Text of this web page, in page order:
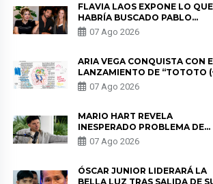
FLAVIA LAOS EXPONE LO QUE
HABRÍA BUSCADO PABLO
HEREDIA CON ALE FULLER:
DE LAS PARTES QUERÍA EL
07 Ago 2026
ARIA VEGA CONQUISTA CON
LANZAMIENTO DE “TOTOTO
07 Ago 2026
MARIO HART REVELA
INESPERADO PROBLEMA DE
SALUD ANTES DE SEPARARSE
KORINA: “ME ENCONTRARON
07 Ago 2026
ÓSCAR JUNIOR LIDERARÁ LA
BELLA LUZ TRAS SALIDA DE